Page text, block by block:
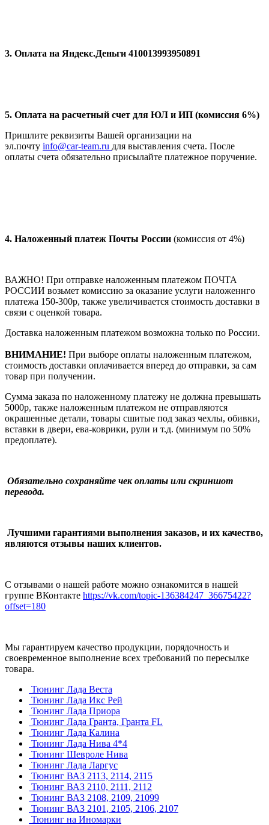
3. Оплата на Яндекс.Деньги 410013993950891
5. Оплата на расчетный счет для ЮЛ и ИП (комиссия 6%)
Пришлите реквизиты Вашей организации на
эл.почту info@car-team.ru для выставления счета. После
оплаты счета обязательно присылайте платежное поручение.
4. Наложенный платеж Почты России (комиссия от 4%)
ВАЖНО! При отправке наложенным платежом ПОЧТА
РОССИИ возьмет комиссию за оказание услуги наложеннго
платежа 150-300р, также увеличивается стоимость доставки в
связи с оценкой товара.
Доставка наложенным платежом возможна только по России.
ВНИМАНИЕ! При выборе оплаты наложенным платежом,
стоимость доставки оплачивается вперед до отправки, за сам
товар при получении.
Сумма заказа по наложенному платежу не должна превышать
5000р, также наложенным платежом не отправляются
окрашенные детали, товары сшитые под заказ чехлы, обивки,
вставки в двери, ева-коврики, рули и т.д. (минимум по 50%
предоплате).
Обязательно сохраняйте чек оплаты или скриншот
перевода.
Лучшими гарантиями выполнения заказов, и их качество,
являются отзывы наших клиентов.
С отзывами о нашей работе можно ознакомится в нашей
группе ВКонтакте https://vk.com/topic-136384247_36675422?
offset=180
Мы гарантируем качество продукции, порядочность и
своевременное выполнение всех требований по пересылке
товара.
Тюнинг Лада Веста
Тюнинг Лада Икс Рей
Тюнинг Лада Приора
Тюнинг Лада Гранта, Гранта FL
Тюнинг Лада Калина
Тюнинг Лада Нива 4*4
Тюнинг Шевроле Нива
Тюнинг Лада Ларгус
Тюнинг ВАЗ 2113, 2114, 2115
Тюнинг ВАЗ 2110, 2111, 2112
Тюнинг ВАЗ 2108, 2109, 21099
Тюнинг ВАЗ 2101, 2105, 2106, 2107
Тюнинг на Иномарки